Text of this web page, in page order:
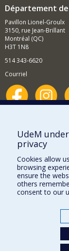
Département
Pavillon Lionel-Groulx
3150, rue Jean-Brillant
Montréal (QC)
H3T 1N8
514 343-6620
Courriel
Comment
BESOIN D'AIDE?
Plan du site
Signaler une erreur
Accessibilité
Nos départements et
UdeM
privacy
Cookies allow
browsing
ensure the
others
consent to our